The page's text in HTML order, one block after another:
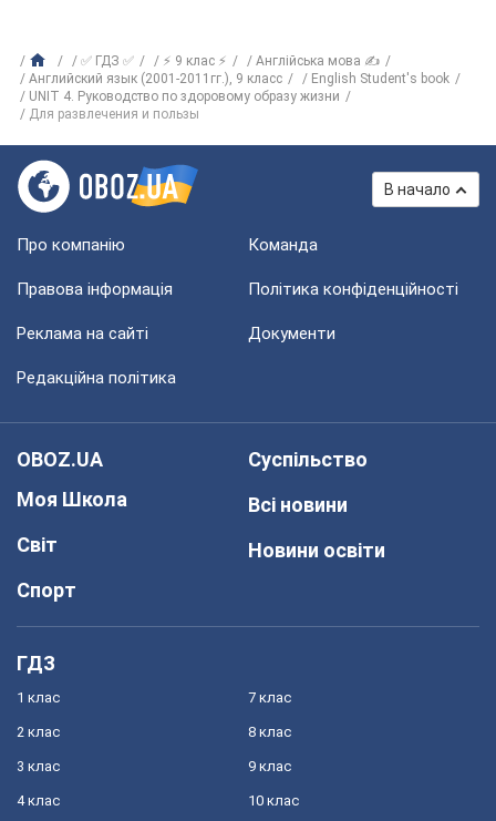
✅ ГДЗ ✅ ⚡ 9 клас ⚡
Англійська мова ✍
Английский язык (2001-2011гг.), 9 класс
English Student's book
UNIT 4. Руководство по здоровому образу жизни
Для развлечения и пользы
В начало
Про компанію Команда
Правова інформація Політика конфіденційності
Реклама на сайті Документи
Редакційна політика
OBOZ.UA
Моя Школа
Світ
Спорт
Суспільство
Всі новини
Новини освіти
ГДЗ
1 клас
2 клас
3 клас
4 клас
7 клас
8 клас
9 клас
10 клас